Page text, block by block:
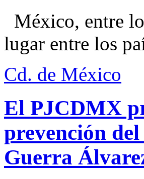
México, entre
lugar entre los
Cd. de México
El PJCDMX
prevención
Guerra